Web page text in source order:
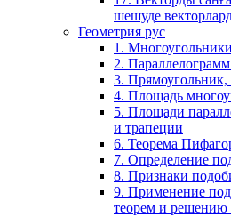
шешуде
Геометрия рус
1. Многоугольники
2.
3. Прямоугольник,
4. Площадь
5. Площади
и трапеции
6. Теорема
7. Определение
8. Признаки
9. Применение
теорем и решению